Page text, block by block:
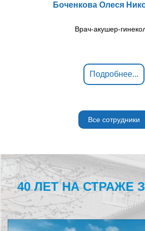
Боченкова Олеся
Врач-акушер-
Подробнее...
Все сотрудники
40 ЛЕТ НА СТРАЖЕ